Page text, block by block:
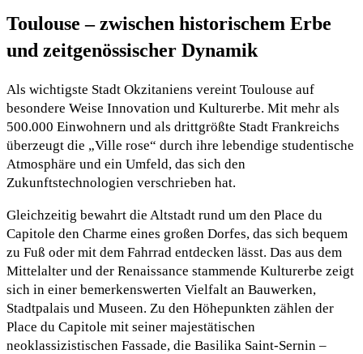
Toulouse – zwischen historischem Erbe
und zeitgenössischer Dynamik
Als wichtigste Stadt Okzitaniens vereint Toulouse auf
besondere Weise Innovation und Kulturerbe. Mit mehr als
500.000 Einwohnern und als drittgrößte Stadt Frankreichs
überzeugt die „Ville rose“ durch ihre lebendige studentische
Atmosphäre und ein Umfeld, das sich den
Zukunftstechnologien verschrieben hat.
Gleichzeitig bewahrt die Altstadt rund um den Place du
Capitole den Charme eines großen Dorfes, das sich bequem
zu Fuß oder mit dem Fahrrad entdecken lässt. Das aus dem
Mittelalter und der Renaissance stammende Kulturerbe zeigt
sich in einer bemerkenswerten Vielfalt an Bauwerken,
Stadtpalais und Museen. Zu den Höhepunkten zählen der
Place du Capitole mit seiner majestätischen
neoklassizistischen Fassade, die Basilika Saint-Sernin –